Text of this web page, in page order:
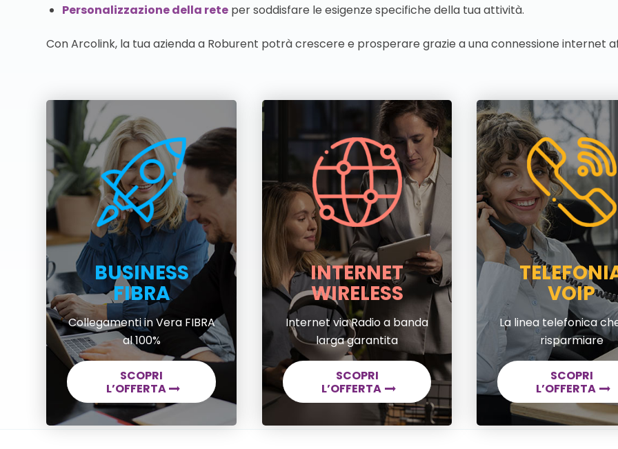
Personalizzazione della rete per soddisfare le esigenze specifiche della tua attività.
Con Arcolink, la tua azienda a Roburent potrà crescere e prosperare grazie a una connessione internet
BUSINESS
FIBRA
Collegamenti in Vera FIBRA
al 100%
SCOPRI
L’OFFERTA
INTERNET
WIRELESS
Internet via Radio a banda
larga garantita
SCOPRI
L’OFFERTA
VOIP
La linea telefonica
risparmiare
SCOPRI
L’OFFERTA